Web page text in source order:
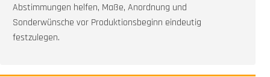
Abstimmungen helfen, Maße, Anordnung und
Sonderwünsche vor Produktionsbeginn eindeutig
festzulegen.